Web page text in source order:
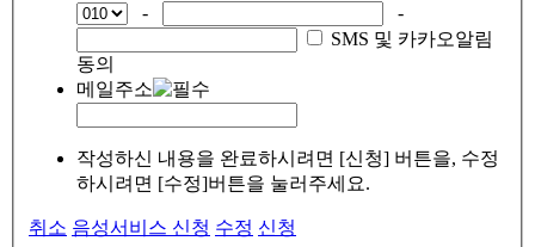
-
-
SMS 및 카카오알림
동의
메일주소
작성하신 내용을 완료하시려면 [신청] 버튼을, 수정
하시려면 [수정]버튼을 눌러주세요.
취소 음성서비스 신청 수정 신청